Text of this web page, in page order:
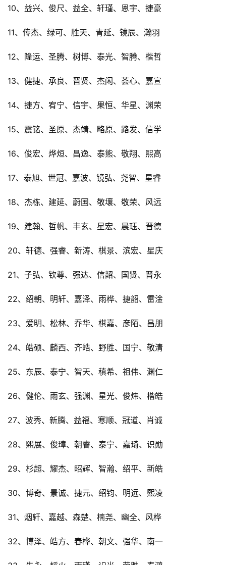
10、益兴、俊尺、益全、轩瑾、恩宇、捷豪
11、传杰、绿可、胜天、青延、镜辰、瀚羽
12、隆运、圣腾、树博、泰光、智腾、楷哲
13、健捷、承良、晋贤、杰闲、荟心、嘉宣
14、捷方、宥宁、信宇、果恒、华星、渊荣
15、震铭、圣原、杰靖、略原、路发、信学
16、俊宏、烨烜、昌逸、泰熊、敬翔、熙高
17、泰旭、世冠、嘉波、镜弘、尧智、星睿
18、杰栋、建延、蔚国、敬壤、敬荣、风远
19、建翰、哲帆、丰玄、星宏、晨珏、晋德
20、轩德、强睿、新涛、棋景、滨宏、星庆
21、子弘、钦尊、强达、信韶、国贤、晋永
22、绍朝、明轩、嘉泽、雨桦、捷韶、雷淦
23、爱明、松林、乔华、棋嘉、彦陌、昌朋
24、皓硕、麟西、齐皓、野胜、国宁、敬清
25、东辰、泰宁、智天、稹希、祖伟、渊仁
26、健伦、雨玄、强渊、星光、俊炜、楷皓
27、波秀、新腾、益福、寒顺、冠道、肖诚
28、熙展、俊璋、朝睿、泰宁、嘉琦、识勋
29、杉超、耀杰、昭辉、智瀚、绍平、新皓
30、博奇、景诚、捷元、绍钧、明远、熙凌
31、烟轩、嘉越、森楚、楠尧、幽全、风桦
32、博泽、皓方、春桦、朝文、强华、南一